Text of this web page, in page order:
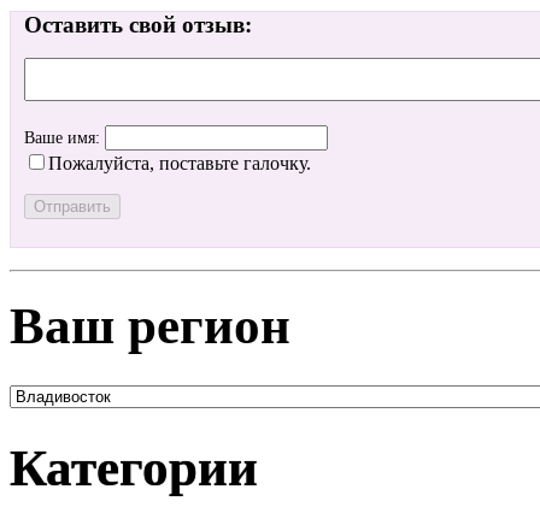
Оставить свой отзыв:
Ваше имя:
Пожалуйста, поставьте галочку.
Ваш регион
Категории